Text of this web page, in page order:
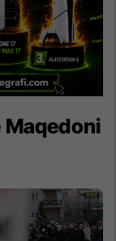
Maqedoni